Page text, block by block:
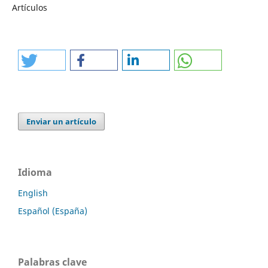
Artículos
Enviar un artículo
Idioma
English
Español (España)
Palabras clave